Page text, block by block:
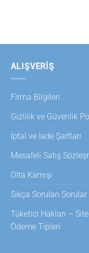
ALIŞVERİŞ
Firma Bilgileri
Gizlilik ve Güvenlik
İptal ve İade Şartları
Mesafeli Satış
Olta Kamışı
Sıkça Sorulan Sorular
Tüketici Hakları –
Ödeme Tipleri